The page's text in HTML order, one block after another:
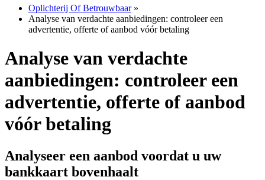
Oplichterij Of Betrouwbaar»
Analyse van verdachte aanbiedingen: controleer een
advertentie, offerte of aanbod vóór betaling
Analyse van verdachte
aanbiedingen: controleer een
advertentie, offerte of aanbod
vóór betaling
Analyseer een aanbod voordat u uw
bankkaart bovenhaalt